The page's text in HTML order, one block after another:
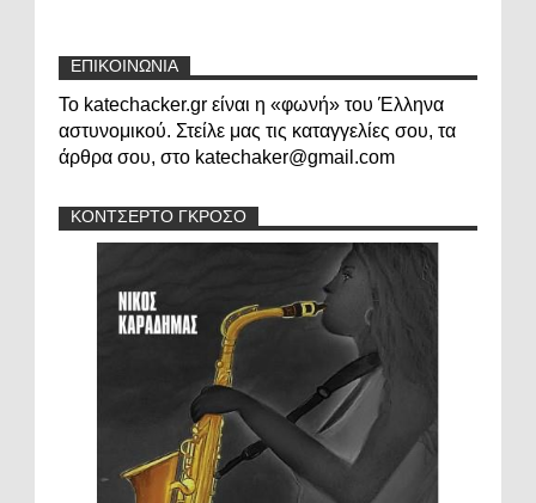
ΕΠΙΚΟΙΝΩΝΙΑ
Το katechacker.gr είναι η «φωνή» του Έλληνα
αστυνομικού. Στείλε μας τις καταγγελίες σου, τα
άρθρα σου, στο katechaker@gmail.com
ΚΟΝΤΣΕΡΤΟ ΓΚΡΟΣΟ